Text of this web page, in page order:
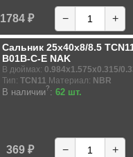
1784 ₽ − +
Сальник 25x40x8/8.5
B01B-C-E NAK
В дюймах: 0.984x1.575x0.315/
Тип: TCN11 Материал: NBR
В наличии?: 62 шт.
369 ₽ − +